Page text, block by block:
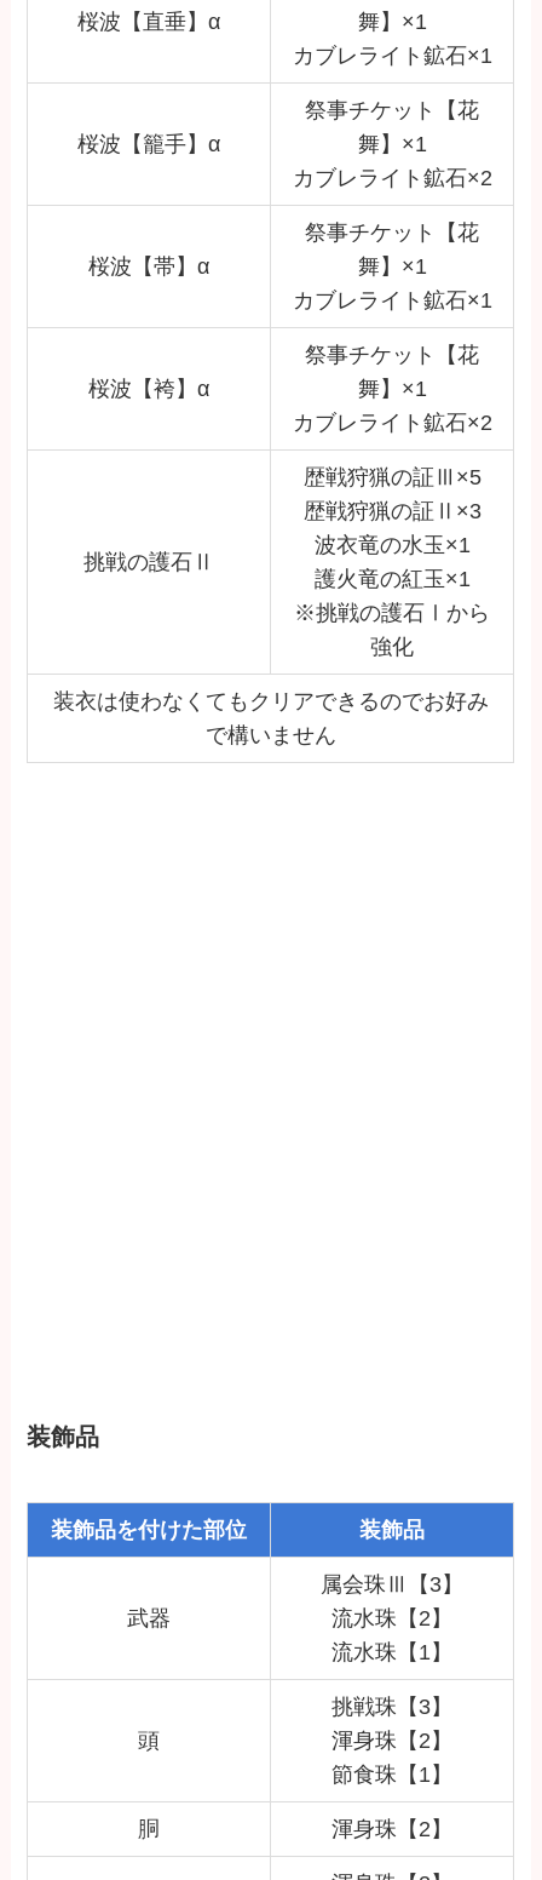
桜波【直垂】α
舞】×1
カブレライト鉱石×1
桜波【籠手】α
祭事チケット【花
舞】×1
カブレライト鉱石×2
桜波【帯】α
祭事チケット【花
舞】×1
カブレライト鉱石×1
桜波【袴】α
祭事チケット【花
舞】×1
カブレライト鉱石×2
挑戦の護石Ⅱ
歴戦狩猟の証Ⅲ×5
歴戦狩猟の証Ⅱ×3
波衣竜の水玉×1
護火竜の紅玉×1
※挑戦の護石Ⅰから
強化
装衣は使わなくてもクリアできるのでお好み
で構いません
装飾品
装飾品を付けた部位 装飾品
武器
属会珠Ⅲ【3】
流水珠【2】
流水珠【1】
頭
挑戦珠【3】
渾身珠【2】
節食珠【1】
胴 渾身珠【2】